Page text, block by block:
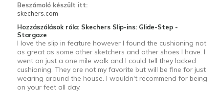
Beszámoló készült itt:
skechers.com
Hozzászólások róla: Skechers Slip-ins: Glide-Step -
Stargaze
I love the slip in feature however I found the cushioning not
as great as some other sketchers and other shoes I have. I
went on just a one mile walk and I could tell they lacked
cushioning. They are not my favorite but will be fine for just
wearing around the house. I wouldn't recommend for being
on your feet all day.